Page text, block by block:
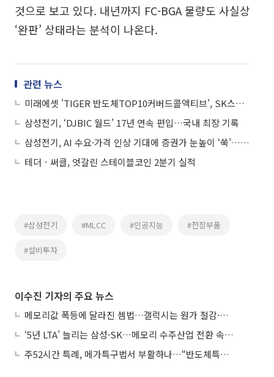
것으로 보고 있다. 내년까지 FC-BGA 물량도 사실상
‘완판’ 상태라는 분석이 나온다.
관련 뉴스
미래에셋 'TIGER 반도체TOP10커버드콜액티브', SK스퀘어·삼성전기 편입
삼성전기, ‘DJBIC 월드’ 17년 연속 편입…국내 최장 기록
삼성전기, AI 수요·가격 인상 기대에 증권가 눈높이 ‘쑥’…황제주 등극할까
테더ㆍ써클, 엇갈린 스테이블코인 2분기 실적
#삼성전기 #MLCC #인공지능 #전장부품
#설비투자
이수진 기자의 주요 뉴스
메모리값 폭등에 달라진 셈법…갤럭시는 원가 절감·아이폰은 서비스 확대
‘5년 LTA’ 늘리는 삼성·SK…메모리 수주산업 전환 속 다른 셈법
주52시간 특례, 메가특구법서 부활하나…“반도체특별법 담겨야”